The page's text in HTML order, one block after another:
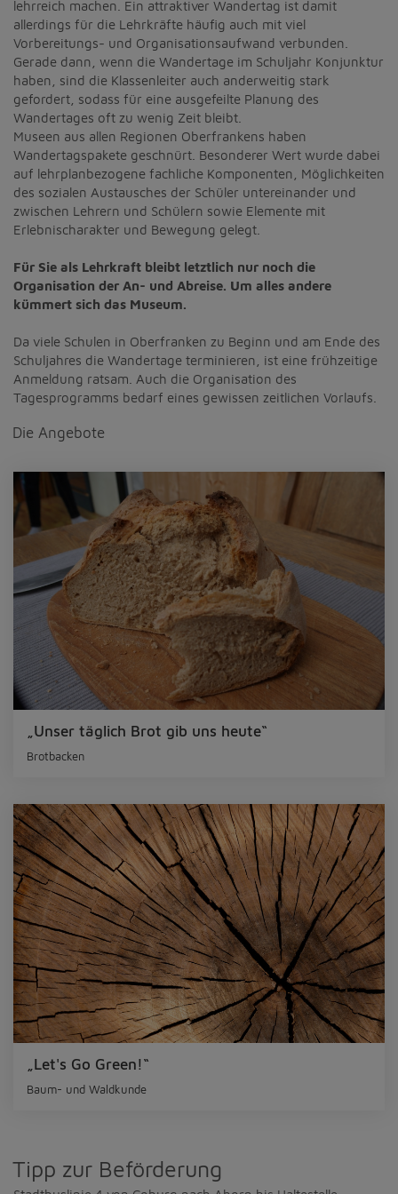
Diese Website nutzt Matomo Analytics für die Auswertung der
Seitenaufrufe als Statistik. Die hierdurch gespeicherten Daten werden
ausschließlich auf unseren eigenen Servern gespeichert. Eine
Übertragung an Dritte erfolgt nicht. Wir verwenden die Funktion
AnonymizeIP zur Anonymisierung Ihrer IP-Adresse, so dass diese gekürzt
wird und nicht mehr Ihrem Besuch auf unserer Internetseite zugeordnet
werden kann.
YouTube / Vimeo
Videos werden über die Plattformen YouTube oder Vimeo eingebunden.
Wir nutzen YouTube im erweiterten Datenschutzmodus. Dieser Modus
bewirkt laut YouTube, dass YouTube keine Informationen über die
Besucher auf dieser Website speichert, bevor diese sich das Video
ansehen.
Eingebundene Inhalte
Optional sind externe Inhalte auf den Seiten dieser Website
eingebunden. Das können Kartendienste wie z.B. Google Maps sein
lehrreich machen. Ein attraktiver Wandertag ist damit
allerdings für die Lehrkräfte häufig auch mit viel
Vorbereitungs- und Organisationsaufwand verbunden.
Gerade dann, wenn die Wandertage im Schuljahr Konjunktur
haben, sind die Klassenleiter auch anderweitig stark
gefordert, sodass für eine ausgefeilte Planung des
Wandertages oft zu wenig Zeit bleibt.
Museen aus allen Regionen Oberfrankens haben
Wandertagspakete geschnürt. Besonderer Wert wurde dabei
auf lehrplanbezogene fachliche Komponenten, Möglichkeiten
des sozialen Austausches der Schüler untereinander und
zwischen Lehrern und Schülern sowie Elemente mit
Erlebnischarakter und Bewegung gelegt.
Für Sie als Lehrkraft bleibt letztlich nur noch die
Organisation der An- und Abreise. Um alles andere
kümmert sich das Museum.
Da viele Schulen in Oberfranken zu Beginn und am Ende des
Schuljahres die Wandertage terminieren, ist eine frühzeitige
Anmeldung ratsam. Auch die Organisation des
Tagesprogramms bedarf eines gewissen zeitlichen Vorlaufs.
Die Angebote
„Unser täglich Brot gib uns heute“
Brotbacken
„Let's Go Green!“
Baum- und Waldkunde
Tipp zur Beförderung